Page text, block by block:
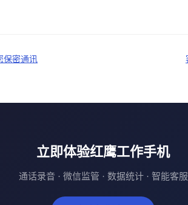
保密通讯
立即体验红鹰工作手机
通话录音 · 微信监管 · 数据统计 · 智能客服